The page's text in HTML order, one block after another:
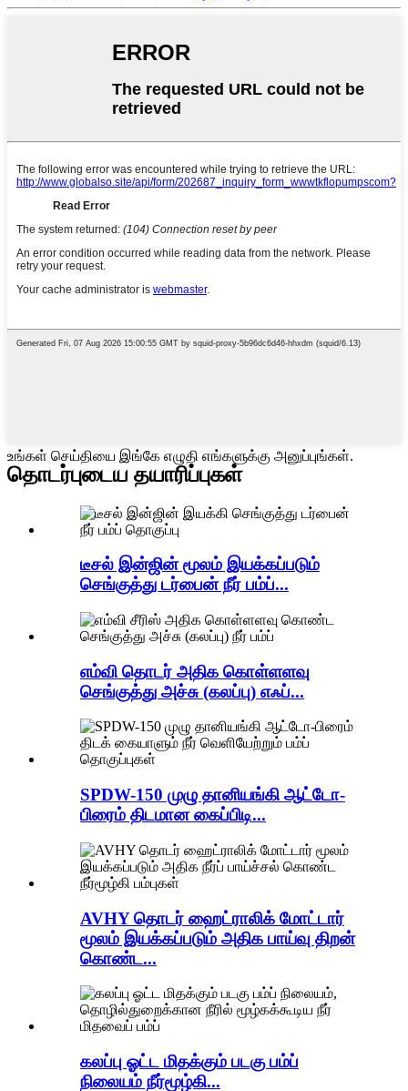
உங்கள் செய்தியை இங்கே எழுதி எங்களுக்கு அனுப்புங்கள்.
தொடர்புடைய தயாரிப்புகள்
டீசல் இன்ஜின் மூலம் இயக்கப்படும்
செங்குத்து டர்பைன் நீர் பம்ப்...
எம்வி தொடர் அதிக கொள்ளளவு
செங்குத்து அச்சு (கலப்பு) எஃப்...
SPDW-150 முழு தானியங்கி ஆட்டோ-
பிரைம் திடமான கைப்பிடி...
AVHY தொடர் ஹைட்ராலிக் மோட்டார்
மூலம் இயக்கப்படும் அதிக பாய்வு திறன்
கொண்ட...
கலப்பு ஓட்ட மிதக்கும் படகு பம்ப்
நிலையம் நீர்மூழ்கி...